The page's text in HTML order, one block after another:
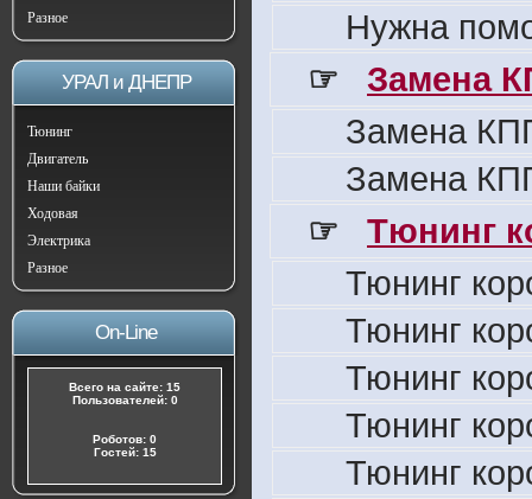
Разное
УРАЛ и ДНЕПР
Тюнинг
Двигатель
Наши байки
Ходовая
Электрика
Разное
On-Line
Всего на сайте: 15
Пользователей: 0
Роботов: 0
Гостей: 15
Нужна
☞
Замена
Замена
Замена
☞
Тюнинг
Тюнинг
Тюнинг
Тюнинг
Тюнинг
Тюнинг